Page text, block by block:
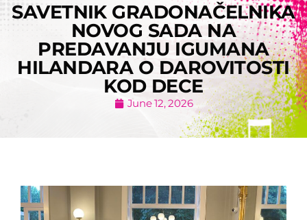
SAVETNIK GRADONAČELNIKA
NOVOG SADA NA
PREDAVANJU IGUMANA
HILANDARA O DAROVITOSTI
KOD DECE
June 12, 2026